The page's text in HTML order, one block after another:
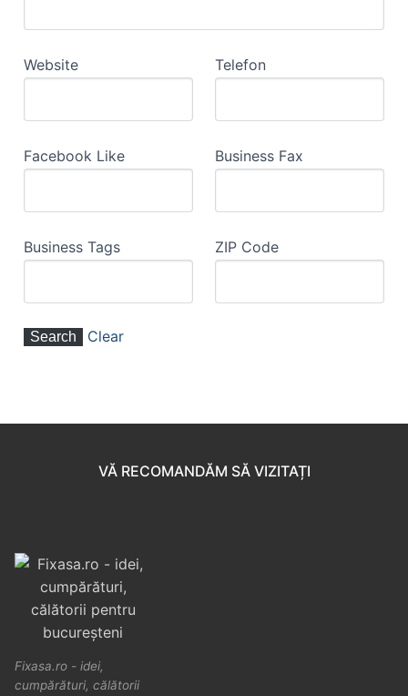
Website Telefon
Facebook Like Business Fax
Business Tags ZIP Code
Clear
VĂ RECOMANDĂM SĂ VIZITAȚI
Fixasa.ro - idei,
cumpărături, călătorii